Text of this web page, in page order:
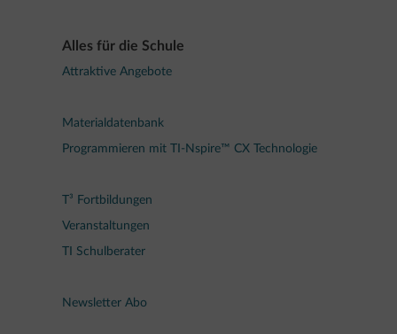
Alles für die Schule
Attraktive Angebote
Materialdatenbank
Programmieren mit TI-Nspire™ CX Technologie
T³ Fortbildungen
Veranstaltungen
TI Schulberater
Newsletter Abo